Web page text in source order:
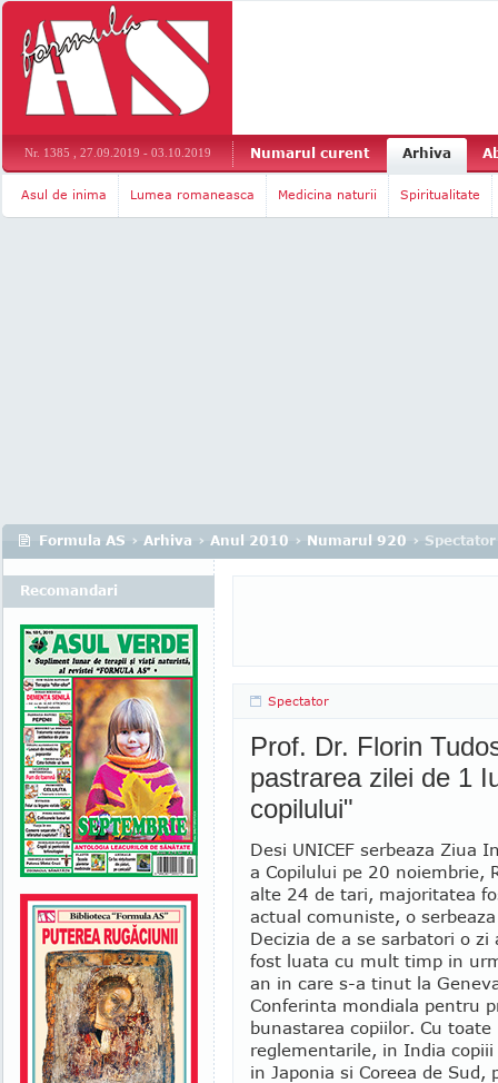
Nr. 1385 , 27.09.2019 - 03.10.2019 Numarul curent Arhiva
Asul de inima Lumea romaneasca Medicina naturii Spiritualitate
Formula AS › Arhiva › Anul 2010 › Numarul 920 › Spectator
Spectator
Prof. Dr. Florin
pastrarea zilei de 1
copilului"
Desi UNICEF serbeaza Ziua
a Copilului pe 20 noiembrie,
alte 24 de tari, majoritatea
actual comuniste, o
Decizia de a se sarbatori o zi
fost luata cu mult timp in
an in care s-a tinut la
Conferinta mondiala pentru
bunastarea copiilor. Cu toate
reglementarile, in India
in Japonia si Coreea de
Recomandari